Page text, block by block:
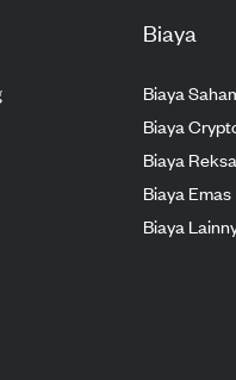
Biaya
Biaya
Biaya
Biaya
Biaya Emas
Biaya